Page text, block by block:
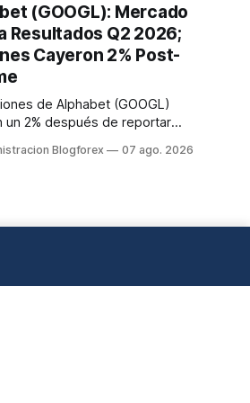
(GOOGL): Mercado
Resultados Q2 2026;
Cayeron 2% Post-
de Alphabet (GOOGL)
un 2% después de reportar
de superar las
Blogforex 07 ago. 2026